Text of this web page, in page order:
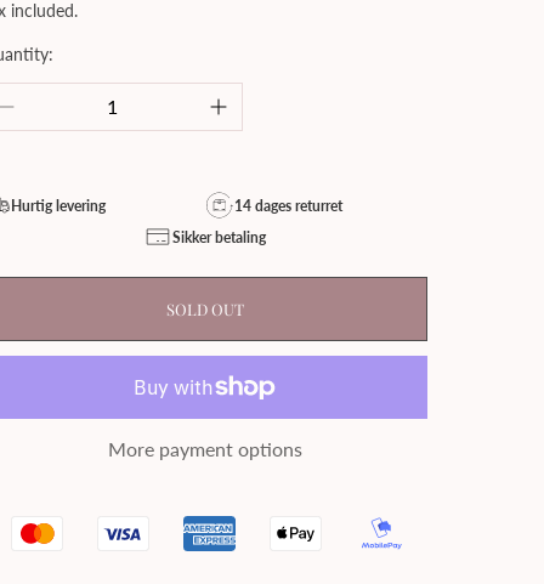
included.
Hurtig levering
14 dages returret
Sikker betaling
SOLD OUT
More payment options